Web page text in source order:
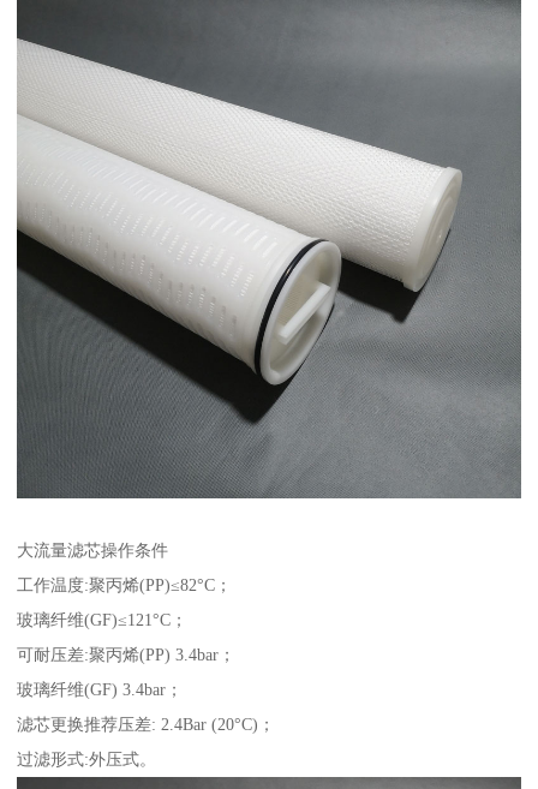
大流量滤芯操作条件
工作温度:聚丙烯(PP)≤82°C；
玻璃纤维(GF)≤121°C；
可耐压差:聚丙烯(PP) 3.4bar；
玻璃纤维(GF) 3.4bar；
滤芯更换推荐压差: 2.4Bar (20°C)；
过滤形式:外压式。